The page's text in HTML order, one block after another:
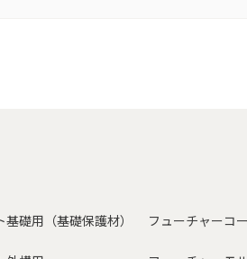
礎用（基礎保護材） フューチャーコ